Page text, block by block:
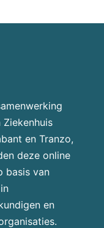
en Tranzo,
deze online
basis van
en